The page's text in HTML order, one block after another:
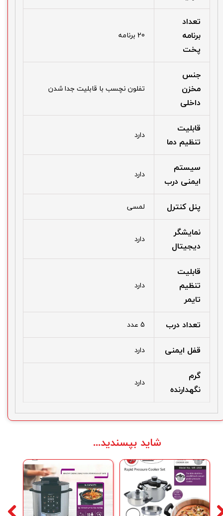
تعداد
برنامه
پخت
20 برنامه
جنس
مخزن
داخلی
تفلون نچسب با قابلیت جدا شدن
قابلیت
تنظیم دما
دارد
سیستم
ایمنی درب
دارد
پنل کنترل لمسی
نمایشگر
دیجیتال
دارد
قابلیت
تنظیم
تایمر
دارد
تعداد درب 5 عدد
قفل ایمنی دارد
گرم
نگهدارنده
دارد
شاید بپسندید...